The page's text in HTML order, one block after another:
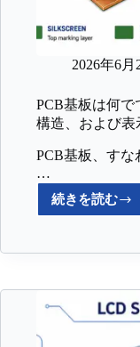
2026年6月
PCB基板は何
構造、および表
PCB基板、すな
…
続きを読む